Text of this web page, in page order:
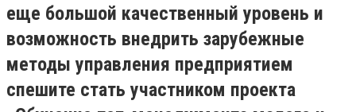
еще большой качественный уровень и
возможность внедрить зарубежные
методы управления предприятием
спешите стать участником проекта